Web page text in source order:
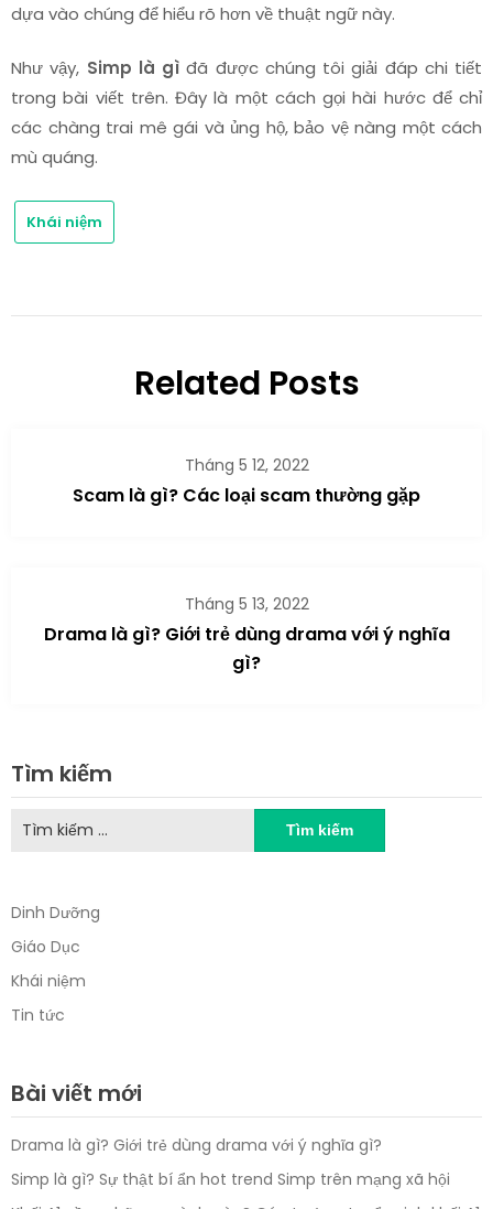
dựa vào chúng để hiểu rõ hơn về thuật ngữ này.
Như vậy, Simp là gì đã được chúng tôi giải đáp chi tiết
trong bài viết trên. Đây là một cách gọi hài hước để chỉ
các chàng trai mê gái và ủng hộ, bảo vệ nàng một cách
mù quáng.
Khái niệm
Related Posts
Tháng 5 12, 2022
Scam là gì? Các loại scam thường gặp
Tháng 5 13, 2022
Drama là gì? Giới trẻ dùng drama với ý nghĩa
gì?
Tìm kiếm
Tìm
kiếm
Dinh Dưỡng
Giáo Dục
Khái niệm
Tin tức
Bài viết mới
Drama là gì? Giới trẻ dùng drama với ý nghĩa gì?
Simp là gì? Sự thật bí ẩn hot trend Simp trên mạng xã hội